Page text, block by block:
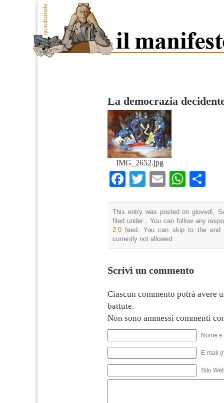
La democrazia
IMG_2652.jpg
Facebook
Twitter
Email
This entry was posted on giovedì,
filed under . You can follow any
2.0 feed. You can skip to the end
currently not allowed.
Scrivi un commento
Ciascun commento potrà avere
battute.
Non sono ammessi commenti
Nome
E-mail
Sito